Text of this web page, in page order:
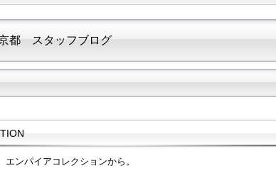
都 スタッフブログ
ンパイアコレクションから。